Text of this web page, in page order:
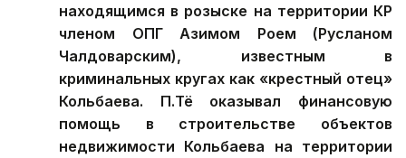
находящимся в розыске на территории КР
членом ОПГ Азимом Роем (Русланом
Чалдоварским), известным в
криминальных кругах как «крестный отец»
Кольбаева. П.Тё оказывал финансовую
помощь в строительстве объектов
недвижимости Кольбаева на территории